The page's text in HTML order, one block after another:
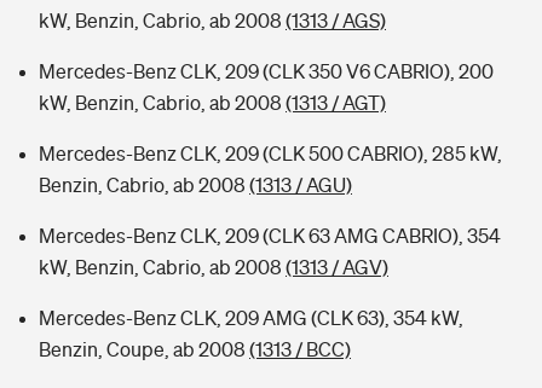
kW, Benzin, Cabrio, ab 2008 (1313 / AGS)
Mercedes-Benz CLK, 209 (CLK 350 V6 CABRIO), 200
kW, Benzin, Cabrio, ab 2008 (1313 / AGT)
Mercedes-Benz CLK, 209 (CLK 500 CABRIO), 285 kW,
Benzin, Cabrio, ab 2008 (1313 / AGU)
Mercedes-Benz CLK, 209 (CLK 63 AMG CABRIO), 354
kW, Benzin, Cabrio, ab 2008 (1313 / AGV)
Mercedes-Benz CLK, 209 AMG (CLK 63), 354 kW,
Benzin, Coupe, ab 2008 (1313 / BCC)